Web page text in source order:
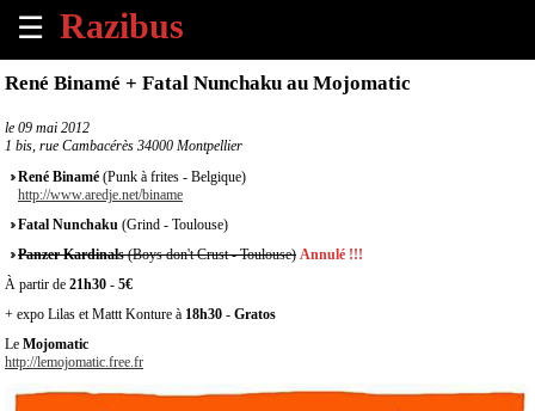
☰
×
Tous
les
évènements
à
venir
Annoncer
un
évènement
René Binamé + Fatal Nunchaku au Mojomatic
le 09 mai 2012
1 bis, rue Cambacérès 34000 Montpellier
René Binamé (Punk à frites - Belgique)
http://www.aredje.net/biname
Fatal Nunchaku (Grind - Toulouse)
Panzer Kardinals(Boys don't Crust - Toulouse) Annulé !!!
À partir de 21h30 - 5€
+ expo Lilas et Mattt Konture à 18h30 - Gratos
Le Mojomatic
http://lemojomatic.free.fr